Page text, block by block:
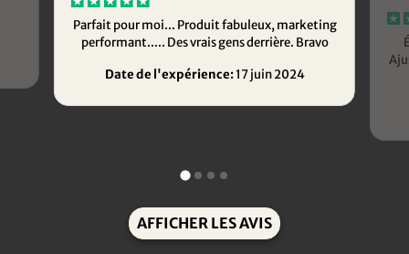
Parfait pour moi... Produit fabuleux, marketing
performant..... Des vrais gens derrière. Bravo
Date de l'expérience:17 juin 2024
AFFICHER LES AVIS